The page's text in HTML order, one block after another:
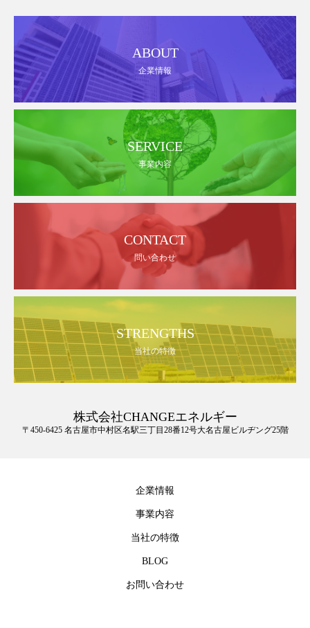
ABOUT
企業情報
SERVICE
事業内容
CONTACT
問い合わせ
STRENGTHS
当社の特徴
株式会社CHANGEエネルギー
〒450-6425 名古屋市中村区名駅三丁目28番12号大名古屋ビルヂング25階
企業情報
事業内容
当社の特徴
BLOG
お問い合わせ